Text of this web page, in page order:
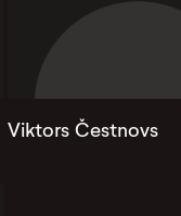
Viktors Čestnovs